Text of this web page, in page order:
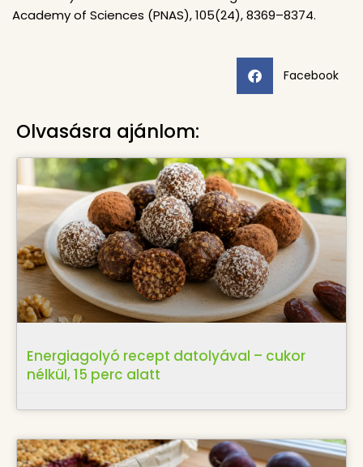
Academy of Sciences (PNAS), 105(24), 8369–8374.
Facebook
Olvasásra ajánlom:
Energiagolyó recept datolyával – cukor
nélkül, 15 perc alatt